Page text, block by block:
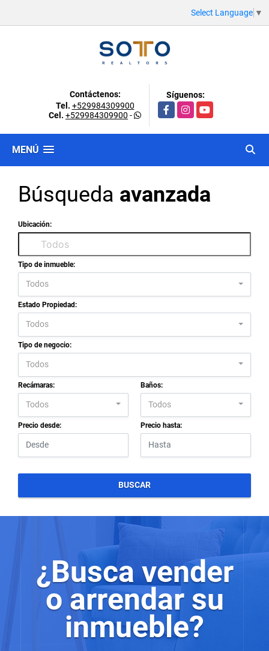
Select Language ▼
Contáctenos:
Tel. +529984309900
Cel. +529984309900 -
Síguenos:
FacebookInstagramYouTube
MENÚ
Búsqueda avanzada
Ubicación:
Tipo de inmueble:
Todos
Estado Propiedad:
Todos
Tipo de negocio:
Todos
Recámaras:
Todos
Baños:
Todos
Precio desde: Precio hasta:
BUSCAR
¿Busca vender
o arrendar su
inmueble?